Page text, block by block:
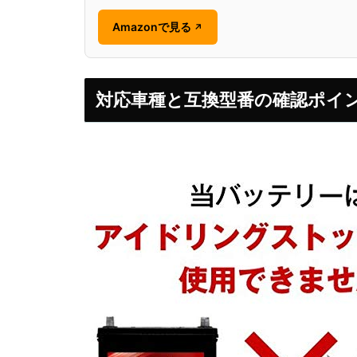
Amazonで見る ↗
対応車種と互換型番の確認ポイ